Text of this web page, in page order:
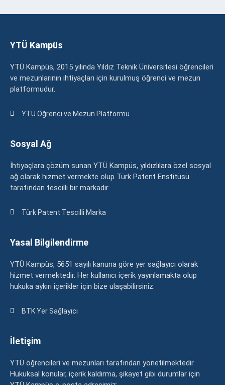
YTÜ Kampüs
YTÜ Kampüs, 2015 yılında Yıldız Teknik Üniversitesi öğrencileri
ve mezunlarının ihtiyaçları için kurulmuş öğrenci ve mezun
platformudur.
YTÜ Öğrenci ve Mezun Platformu
Sosyal Ağ
İhtiyaçlara çözüm sunan YTÜ Kampüs, yıldızlılara özel sosyal
ağ olarak hizmet vermekte olup Türk Patent Enstitüsü
tarafından tescilli bir markadır.
Türk Patent Tescilli Marka
Yasal Bilgilendirme
YTÜ Kampüs, 5651 sayılı kanuna göre yer sağlayıcı olarak
hizmet vermektedir. Her kullanıcı içerik yayınlamakta olup
hukuka aykırı içerikler için bize ulaşabilirsiniz.
BTK Yer Sağlayıcı
İletişim
YTÜ öğrencileri ve mezunları tarafından yönetilmektedir.
Hukuksal konular, içerik kaldırma, şikayet gibi durumlar için